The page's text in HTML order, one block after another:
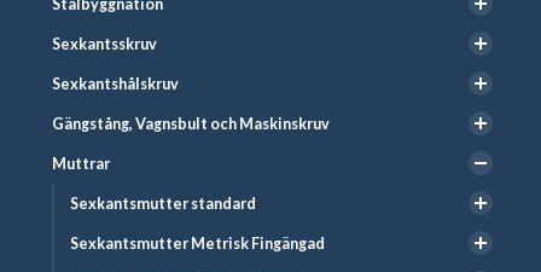
Stålbyggnation
Sexkantsskruv
Sexkantshålskruv
Gängstång, Vagnsbult och Maskinskruv
Muttrar
Sexkantsmutter standard
Sexkantsmutter Metrisk Fingängad